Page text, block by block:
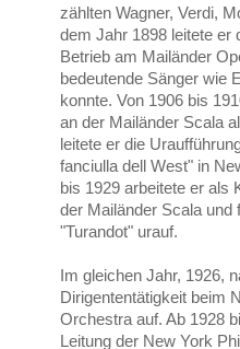
zählten Wagner, Verdi,
dem Jahr 1898 leitete er
Betrieb am Mailänder
bedeutende Sänger wie
konnte. Von 1906 bis
an der Mailänder Scala
leitete er die
fanciulla dell West" in
bis 1929 arbeitete er als
der Mailänder Scala und
"Turandot" urauf.
Im gleichen Jahr, 1926,
Dirigententätigkeit beim
Orchestra auf. Ab 1928
Leitung der New York